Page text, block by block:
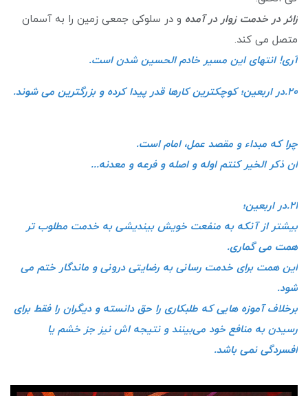
زائر در خدمت زوار در آمده و در سلوکی جمعی زمین را به آسمان
متصل می کند.
آری! انتهای این مسیر خادم الحسین شدن است.
۲۰.در اربعین؛ کوچکترین کارها قدر پیدا کرده و بزرگترین می شوند.
چرا که مبداء و مقصد عمل، امام است.
ان ذکر الخیر کنتم اوله و اصله و فرعه و معدنه...
۲۱.در اربعین؛
بیشتر از آنکه به منفعت خویش بیندیشی به خدمت مطلوب تر
همت می گماری.
این همت برای خدمت رسانی به رضایتی درونی و ماندگار ختم می
شود.
برخلاف آموزه هایی که طلبکاری را حق دانسته و دیگران را فقط برای
رسیدن به منافع خود می‌بینند و نتیجه اش نیز جز خشم یا
افسردگی نمی باشد.